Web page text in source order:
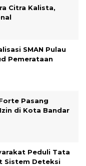
Citra Kalista,
SMAN Pulau
Pemerataan
Pasang
di Kota Bandar
Peduli Tata
Sistem Deteksi